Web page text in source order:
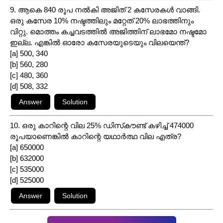
9. ആകെ 840 രൂപ നൽകി അജിത് 2 കസേരകൾ വാങ്ങി.
ഒരു കസേര 10% നഷ്ടത്തിലും മറ്റേത് 20% ലാഭത്തിനും
വിറ്റു. മൊത്തം കച്ചവടത്തിൽ അജിത്തിന് ലാഭമോ നഷ്ടമോ
ഇല്ല. എങ്കിൽ ഓരോ കസേരയുടെയും വിലയെന്ത്?
[a] 500, 340
[b] 560, 280
[c] 480, 360
[d] 508, 332
10. ഒരു കാറിന്റെ വില 25% ഡിസ്‌കൗണ്ട് കഴിച്ച് 474000
രൂപയാണെങ്കിൽ കാറിന്റെ യഥാർത്ഥ വില എത്ര?
[a] 650000
[b] 632000
[c] 535000
[d] 525000